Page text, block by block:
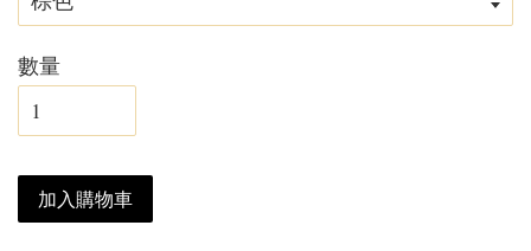
數量
加入購物車